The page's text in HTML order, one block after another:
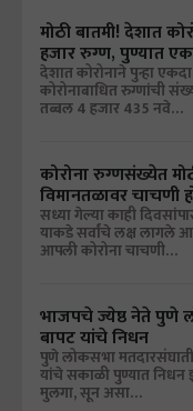
मोठी बातमी! देशात
हजार रुग्ण, पुण्यात
देशात कोरोनाने पुन्हा
कोरोनाबाधित रुग्णांची
तब्बल 4 हजार 435 नवे…
कोरोना रुग्णसंख्येत
विमानतळावर चाचणी
सध्या गेल्या काही
याकडे सर्वांचे लक्ष लागले
आपली कोरोना चाचणी…
भाजपचे ज्येष्ठ नेते पुणे
बापट यांचे निधन
पुणे लोकसभा
यांचे सकाळी पुण्यात निधन
मुलगा, सून असा…